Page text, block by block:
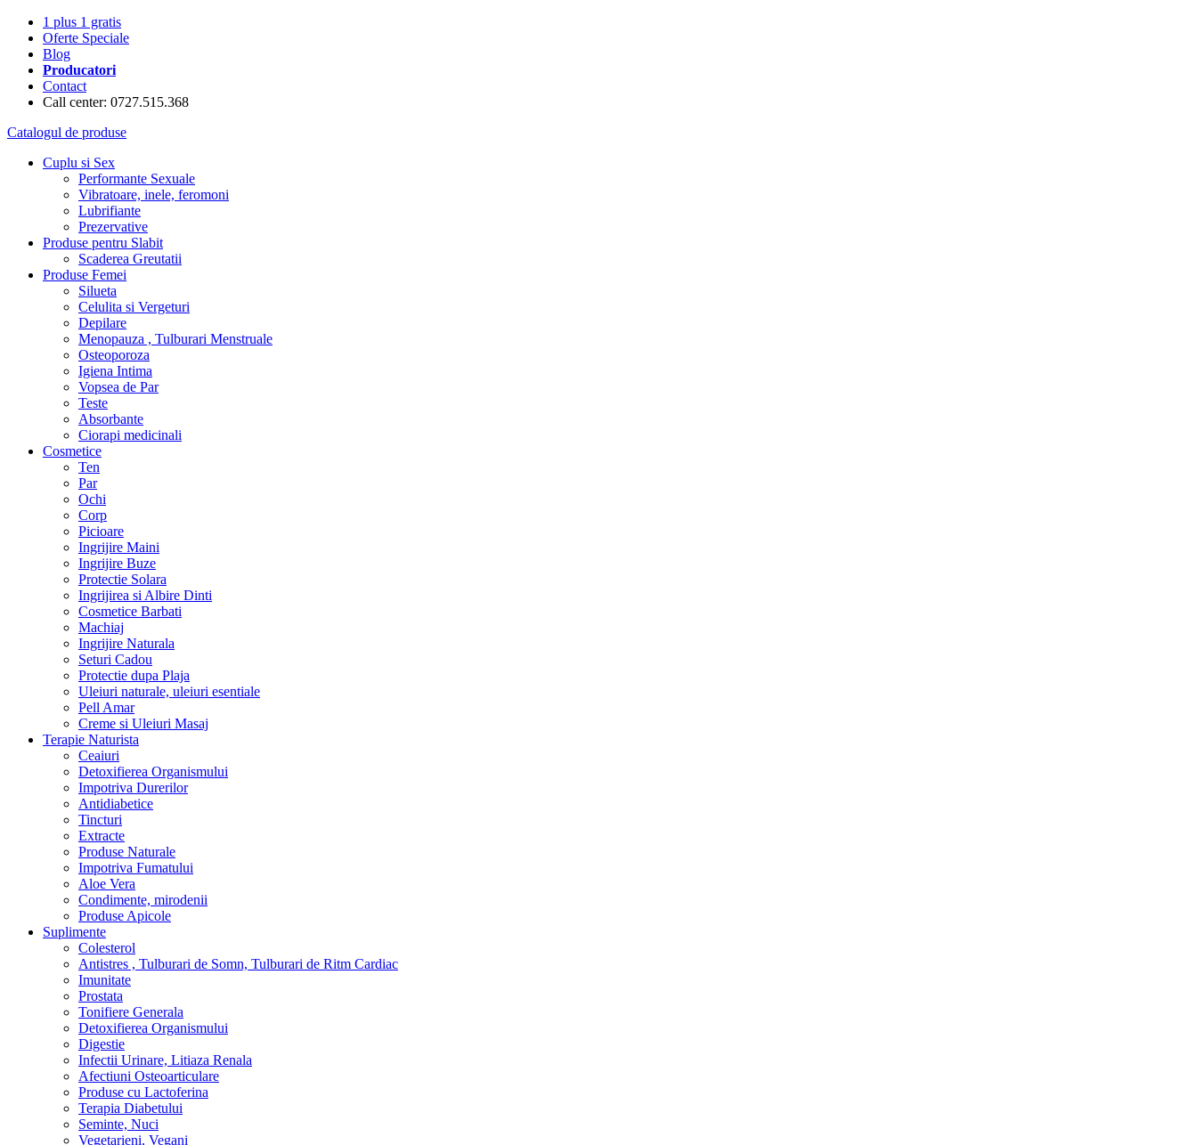
1 plus 1 gratis
Oferte Speciale
Blog
Producatori
Contact
Call center: 0727.515.368
Catalogul de produse
Cuplu si Sex
Performante Sexuale
Vibratoare, inele, feromoni
Lubrifiante
Prezervative
Produse pentru Slabit
Scaderea Greutatii
Produse Femei
Silueta
Celulita si Vergeturi
Depilare
Menopauza , Tulburari Menstruale
Osteoporoza
Igiena Intima
Vopsea de Par
Teste
Absorbante
Ciorapi medicinali
Cosmetice
Ten
Par
Ochi
Corp
Picioare
Ingrijire Maini
Ingrijire Buze
Protectie Solara
Ingrijirea si Albire Dinti
Cosmetice Barbati
Machiaj
Ingrijire Naturala
Seturi Cadou
Protectie dupa Plaja
Uleiuri naturale, uleiuri esentiale
Pell Amar
Creme si Uleiuri Masaj
Terapie Naturista
Ceaiuri
Detoxifierea Organismului
Impotriva Durerilor
Antidiabetice
Tincturi
Extracte
Produse Naturale
Impotriva Fumatului
Aloe Vera
Condimente, mirodenii
Produse Apicole
Suplimente
Colesterol
Antistres , Tulburari de Somn, Tulburari de Ritm Cardiac
Imunitate
Prostata
Tonifiere Generala
Detoxifierea Organismului
Digestie
Infectii Urinare, Litiaza Renala
Afectiuni Osteoarticulare
Produse cu Lactoferina
Terapia Diabetului
Seminte, Nuci
Vegetarieni, Vegani